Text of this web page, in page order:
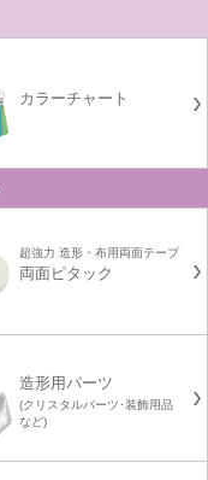
カラーチャート
超強力 造形・布用両面テープ
両面ピタック
造形用パーツ
(クリスタルパーツ･装飾用品
など)